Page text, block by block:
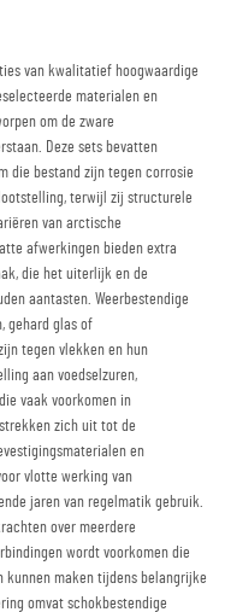
van kwalitatief hoogwaardige
materialen en
om de zware
Deze sets bevatten
die bestand zijn tegen corrosie
terwijl zij structurele
van arctische
afwerkingen bieden extra
die het uiterlijk en de
aantasten. Weerbestendige
gehard glas of
tegen vlekken en hun
aan voedselzuren,
vaak voorkomen in
zich uit tot de
en
vlotte werking van
jaren van regelmatik gebruik.
over meerdere
wordt voorkomen die
maken tijdens belangrijke
omvat schokbestendige